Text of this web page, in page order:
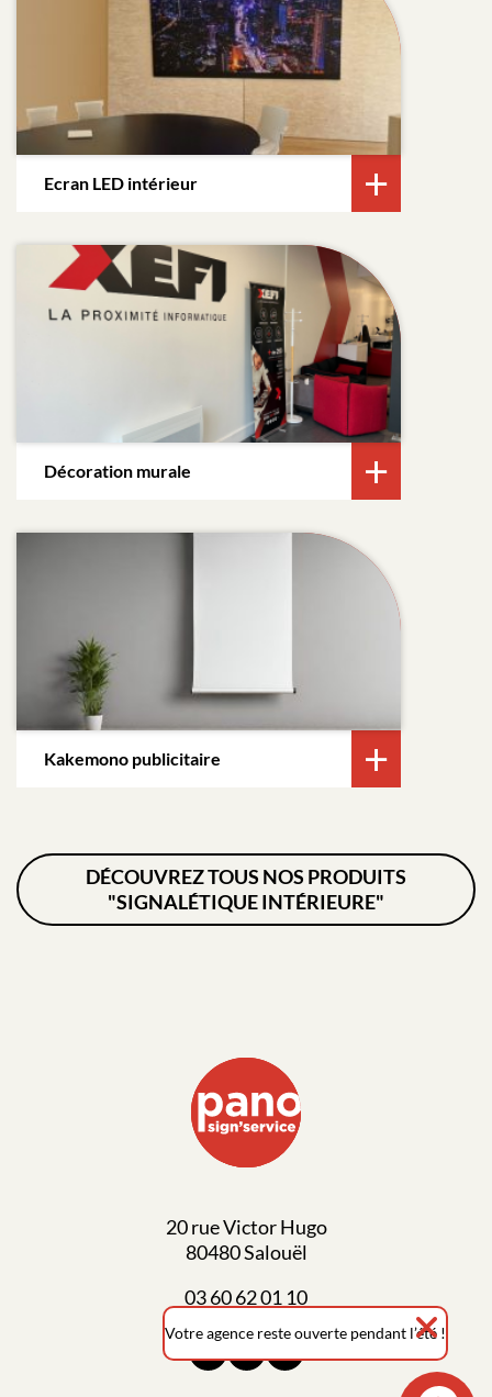
Ecran LED intérieur
Décoration murale
Kakemono publicitaire
DÉCOUVREZ TOUS NOS PRODUITS
"SIGNALÉTIQUE INTÉRIEURE"
20 rue Victor Hugo
80480 Salouël
03 60 62 01 10
Votre agence resteouverte pendant l’été !